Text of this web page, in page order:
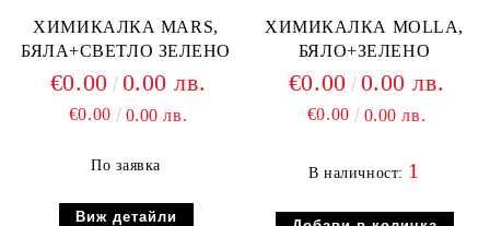
ХИМИКАЛКА MARS,
БЯЛА+СВЕТЛО ЗЕЛЕНО
€0.00 0.00 лв.
€0.00 0.00 лв.
По заявка
Виж детайли
ХИМИКАЛКА MOLLA,
БЯЛО+ЗЕЛЕНО
€0.00 0.00 лв.
€0.00 0.00 лв.
В наличност: 1